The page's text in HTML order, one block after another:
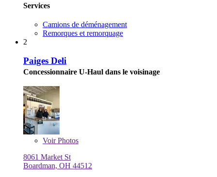
Services
Camions de déménagement
Remorques et remorquage
2
Paiges Deli
Concessionnaire U-Haul dans le voisinage
VoirPhotos
8061 Market St
Boardman, OH 44512